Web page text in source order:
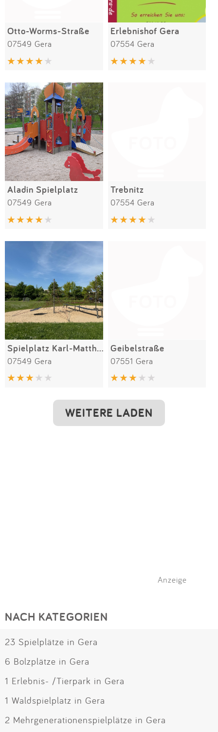
Otto-Worms-Straße
07549 Gera
Erlebnishof Gera
07554 Gera
Aladin Spielplatz
07549 Gera
Trebnitz
07554 Gera
Spielplatz Karl-Matthes-Straße
07549 Gera
Geibelstraße
07551 Gera
WEITERE LADEN
Anzeige
NACH KATEGORIEN
23 Spielplätze in Gera
6 Bolzplätze in Gera
1 Erlebnis- /Tierpark in Gera
1 Waldspielplatz in Gera
2 Mehrgenerationenspielplätze in Gera